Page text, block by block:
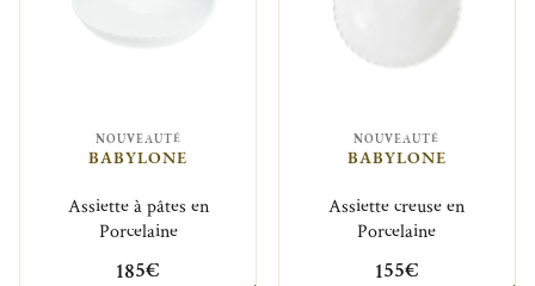
NOUVEAUTÉ
BABYLONE
Assiette à pâtes en
Porcelaine
185€
NOUVEAUTÉ
BABYLONE
Assiette creuse en
Porcelaine
155€